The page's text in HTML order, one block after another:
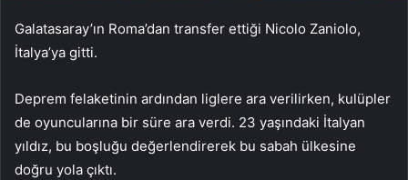
Galatasaray’ın Roma’dan transfer ettiği Nicolo Zaniolo,
İtalya’ya gitti.
Deprem felaketinin ardından liglere ara verilirken, kulüpler
de oyuncularına bir süre ara verdi. 23 yaşındaki İtalyan
yıldız, bu boşluğu değerlendirerek bu sabah ülkesine
doğru yola çıktı.